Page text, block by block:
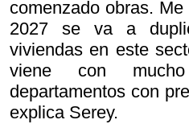
comenzado obras.
2027 se va a
viviendas en este
viene con
departamentos con
explica Serey.